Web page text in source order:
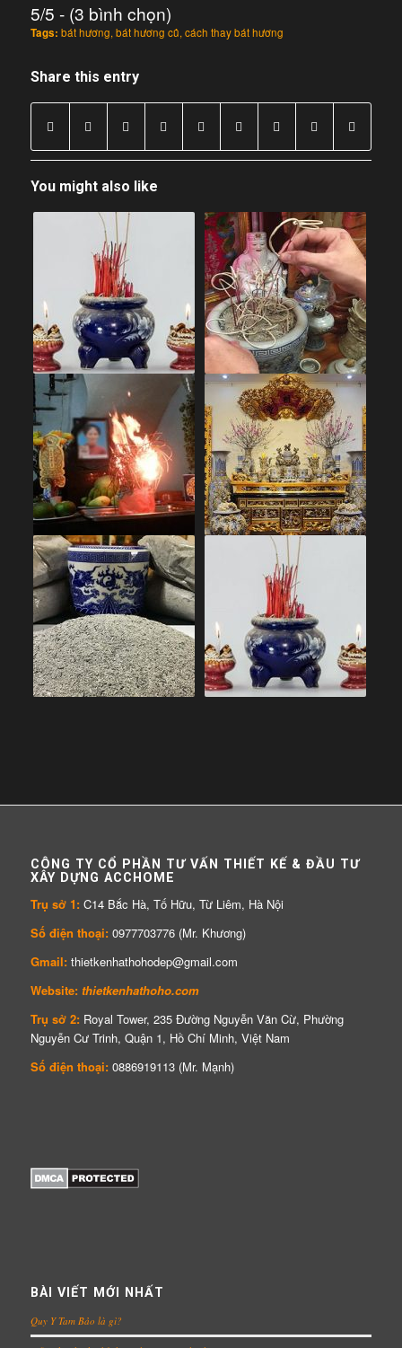
5/5 - (3 bình chọn)
Tags: bát hương,bát hương cũ,cách thay bát hương
Share this entry
You might also like
CÔNG TY CỔ PHẦN TƯ VẤN THIẾT KẾ & ĐẦU TƯ
XÂY DỰNG ACCHOME
Trụ sở 1:C14 Bắc Hà, Tố Hữu, Từ Liêm, Hà Nội
Số điện thoại:0977703776 (Mr. Khương)
Gmail:thietkenhathohodep@gmail.com
Website:thietkenhathoho.com
Trụ sở 2:Royal Tower, 235 Đường Nguyễn Văn Cừ, Phường
Nguyễn Cư Trinh, Quận 1, Hồ Chí Minh, Việt Nam
Số điện thoại:0886919113 (Mr. Mạnh)
BÀI VIẾT MỚI NHẤT
Quy Y Tam Bảo là gì?